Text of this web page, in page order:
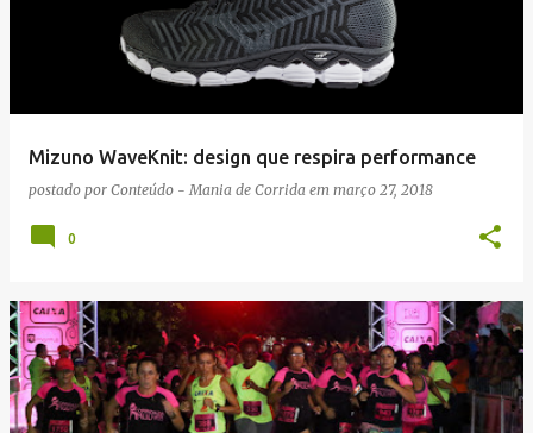
Mizuno WaveKnit: design que respira performance
postado por Conteúdo - Mania de Corrida em março 27, 2018
0